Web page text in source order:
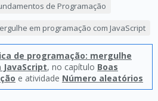
de Programação
em programação com JavaScript
de programação: mergulhe
, no capítulo Boas
e atividade Número aleatórios